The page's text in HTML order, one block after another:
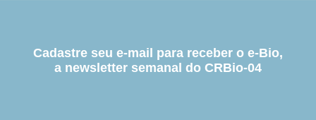
Cadastre seu e-mail para receber o e-Bio,
a newsletter semanal do CRBio-04